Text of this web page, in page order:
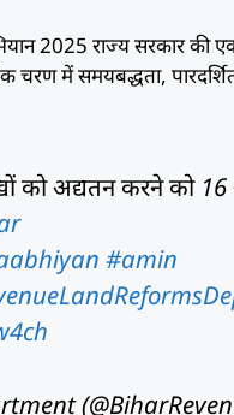
2025 राज्य सरकार की
चरण में समयबद्धता,
को अद्यतन करने को
#amin